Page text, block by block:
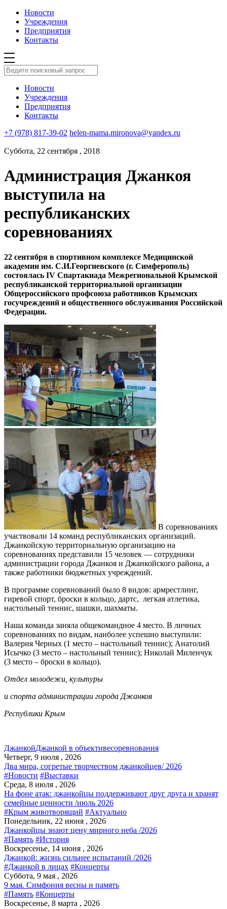
Новости
Учреждения
Предприятия
Контакты
Новости
Учреждения
Предприятия
Контакты
+7 (978) 817-39-02 helen-mama.mironova@yandex.ru
Суббота, 22 сентября , 2018
Администрация Джанкоя
выступила на
республиканских
соревнованиях
22 сентября в спортивном комплексе Медицинской
академии им. С.И.Георгиевского (г. Симферополь)
состоялась IV Спартакиада Межрегиональной Крымской
республиканской территориальной организации
Общероссийского профсоюза работников Крымских
госучреждений и общественного обслуживания Российской
Федерации.
В соревнованиях
участвовали 14 команд республиканских организаций.
Джанкойскую территориальную организацию на
соревнованиях представили 15 человек — сотрудники
администрации города Джанкоя и Джанкойского района, а
также работники бюджетных учреждений.
В программе соревнований было 8 видов: армрестлинг,
гиревой спорт, броски в кольцо, дартс, легкая атлетика,
настольный теннис, шашки, шахматы.
Наша команда заняла общекомандное 4 место. В личных
соревнованиях по видам, наиболее успешно выступили:
Валерия Черных (1 место – настольный теннис); Анатолий
Исычко (3 место – настольный теннис); Николай Миленчук
(3 место – броски в кольцо).
Отдел молодежи, культуры
и спорта администрации города Джанкоя
Республики Крым
ДжанкойДжанкой в объективесоревнования
Четверг, 9 июля , 2026
Два мира, согретые творчеством джанкойцев/ 2026
#Новости #Выставки
Среда, 8 июля , 2026
На фоне атак: джанкойцы поддерживают друг друга и хранят
семейные ценности /июль 2026
#Крым животворящий #Актуально
Понедельник, 22 июня , 2026
Джанкойцы знают цену мирного неба /2026
#Память #История
Воскресенье, 14 июня , 2026
Джанкой: жизнь сильнее испытаний /2026
#Джанкой в лицах #Концерты
Суббота, 9 мая , 2026
9 мая. Симфония весны и память
#Память #Концерты
Воскресенье, 8 марта , 2026